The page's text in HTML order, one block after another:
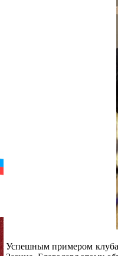
Успешным примером клуба